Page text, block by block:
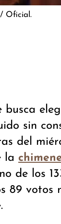
Oficial.
busca
sin
del
la
de los
89 votos